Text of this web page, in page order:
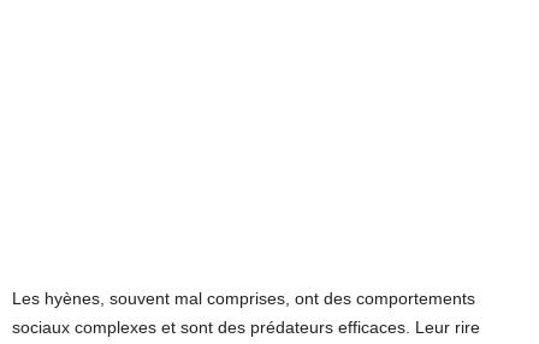
Les hyènes, souvent mal comprises, ont des comportements
sociaux complexes et sont des prédateurs efficaces. Leur rire